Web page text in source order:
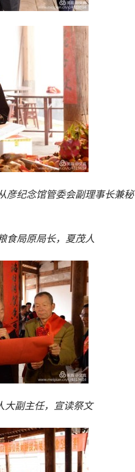
彦纪念馆管委会副理事长兼秘
食局原局长，夏茂人
大副主任，宣读祭文